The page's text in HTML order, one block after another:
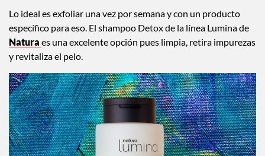
Lo ideal es exfoliar una vez por semana y con un producto
específico para eso. El shampoo Detox de la línea Lumina de
Naturaes una excelente opción pues limpia, retira impurezas